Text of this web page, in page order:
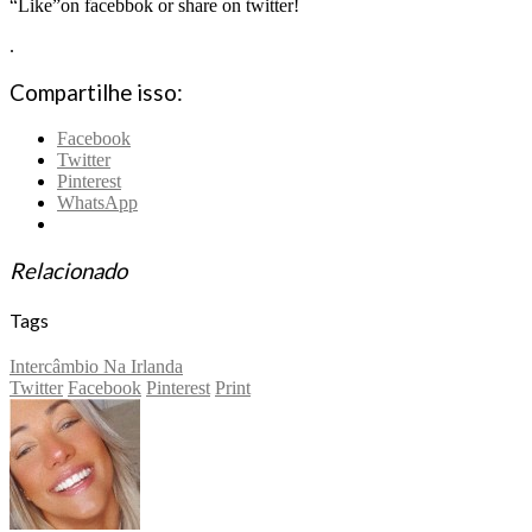
“Like”on facebbok or share on twitter!
.
Compartilhe isso:
Facebook
Twitter
Pinterest
WhatsApp
Relacionado
Tags
Intercâmbio Na Irlanda
Twitter Facebook Pinterest Print